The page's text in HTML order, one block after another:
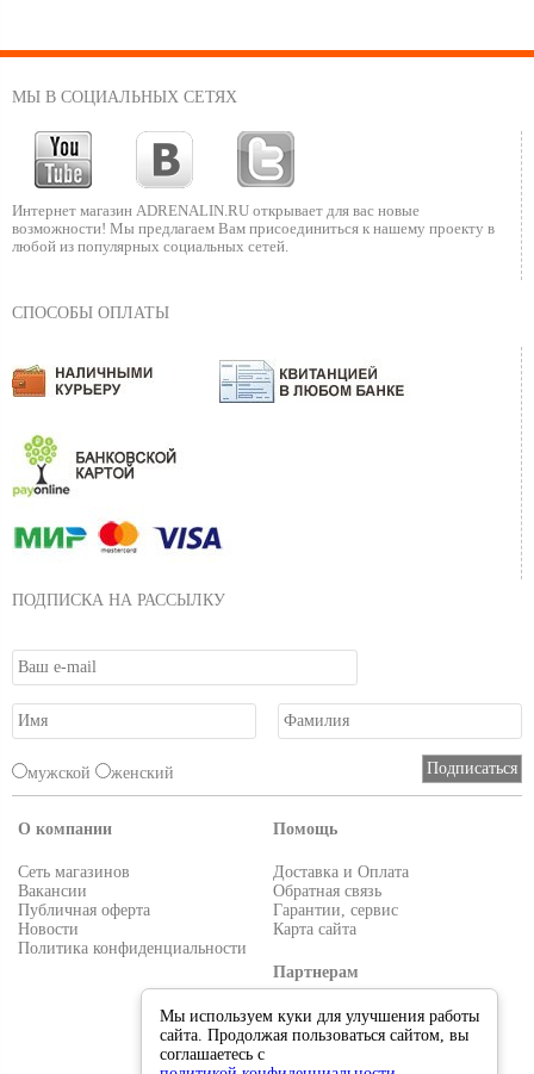
МЫ В СОЦИАЛЬНЫХ СЕТЯХ
Интернет магазин ADRENALIN.RU открывает для вас новые
возможности! Мы предлагаем Вам присоединиться к нашему проекту в
любой из популярных социальных сетей.
СПОСОБЫ ОПЛАТЫ
ПОДПИСКА НА РАССЫЛКУ
мужской женский
О компании
Сеть магазинов
Вакансии
Публичная оферта
Новости
Политика конфиденциальности
Помощь
Доставка и Оплата
Обратная связь
Гарантии, сервис
Карта сайта
Партнерам
Условия работы
Реквизиты
Мы используем куки для улучшения работы
сайта. Продолжая пользоваться сайтом, вы
соглашаетесь с